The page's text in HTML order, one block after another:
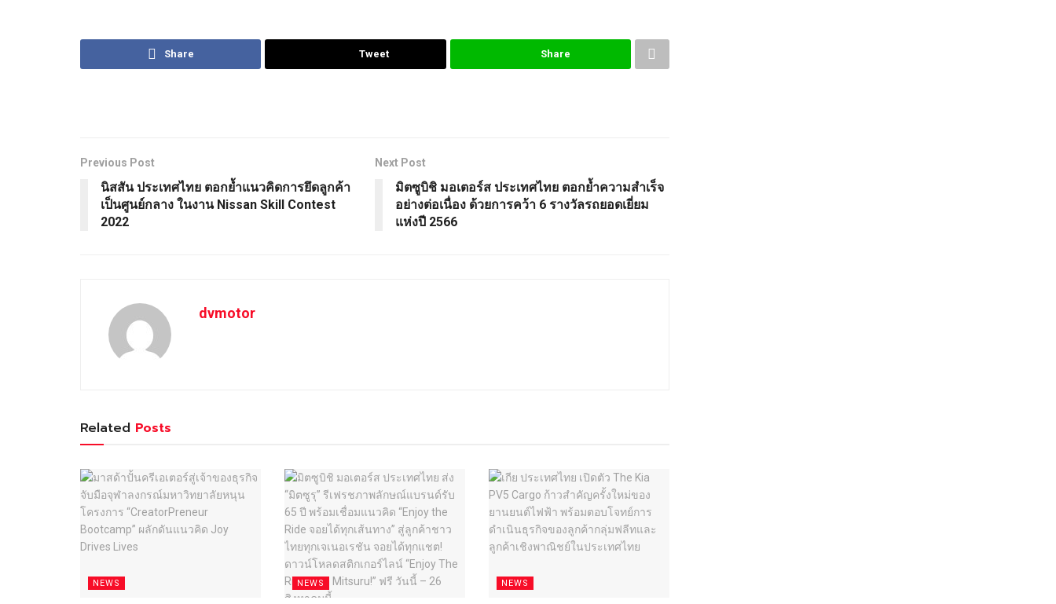
Share Tweet Share
Previous Post
นิสสัน ประเทศไทย ตอกย้ำแนวคิดการยึดลูกค้า
เป็นศูนย์กลาง ในงาน Nissan Skill Contest
2022
Next Post
มิตซูบิชิ มอเตอร์ส ประเทศไทย ตอกย้ำความสำเร็จ
อย่างต่อเนื่อง ด้วยการคว้า 6 รางวัลรถยอดเยี่ยม
แห่งปี 2566
dvmotor
Related Posts
NEWS NEWS NEWS